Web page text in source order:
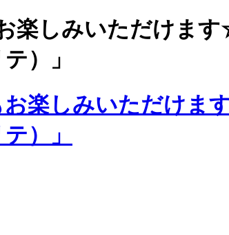
楽しみいただけま
）」